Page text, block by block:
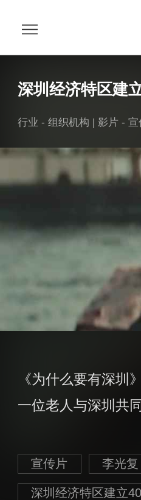
深圳经济特区建
行业 - 组织机构 | 影片 - 宣
《为什么要有深
一位老人与深圳共
宣传片 李光复
深圳经济特区建立